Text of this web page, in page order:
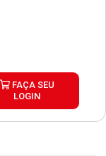
FAÇA SEU
LOGIN